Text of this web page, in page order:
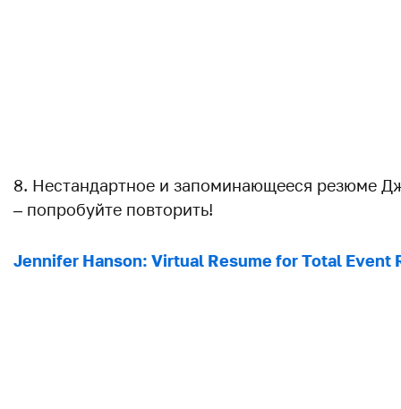
8. Нестандартное и запоминающееся резюме
– попробуйте повторить!
Jennifer Hanson: Virtual Resume for Total Event